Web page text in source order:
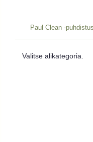
Paul Clean -
Valitse alikategoria.